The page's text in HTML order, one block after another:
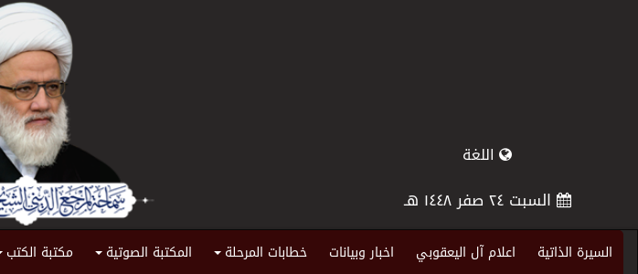
اللغة
السبت ٢٤ صفر ١٤٤٨ هـ
السيرة الذاتية اعلام آل اليعقوبي اخبار وبيانات خطابات المرحلة المكتبة الصوتية مكتبة الكتب